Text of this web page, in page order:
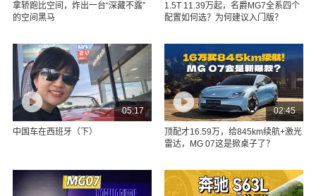
拿轿跑比空间，炸出一台“深藏不露”
的空间黑马
1.5T 11.39万起，名爵MG7全系四个
配置如何选？为何建议入门版？
05:17
中国车在西班牙（下）
02:45
顶配才16.59万，给845km续航+激光
雷达，MG 07这是掀桌子了？